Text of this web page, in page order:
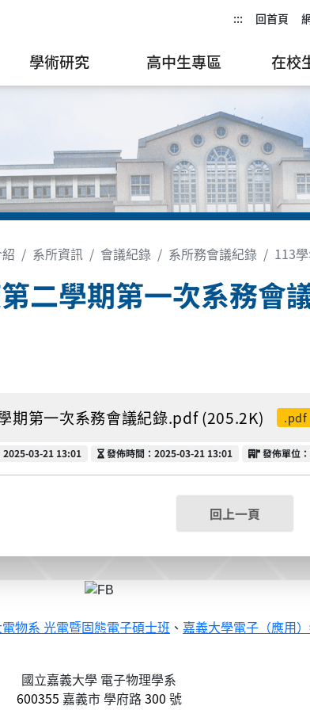
::: 回首頁
學術研究 高中生專區 在校
系所資訊 會議紀錄 系所務會議紀錄 113
二學期第一次系務會
期第一次系務會議紀錄.pdf (205.2K) .pdf
2025-03-21 13:01 發佈時間
發佈時間：2025-03-21 13:01 發佈單位
發佈單位
回上一頁
電物系 光電暨固態電子碩士班 、 嘉義大學電子（應用
國立嘉義大學 電子物理學系
600355 嘉義市學府路300 號